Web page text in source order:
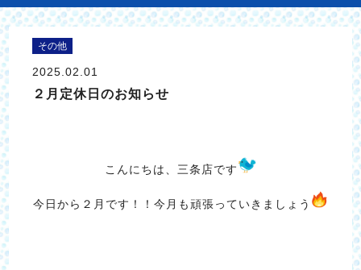
その他
2025.02.01
２月定休日のお知らせ
こんにちは、三条店です
今日から２月です！！今月も頑張っていきましょう